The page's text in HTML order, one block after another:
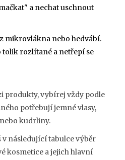
a nechat uschnout
mikrovlákna nebo hedvábí.
tolik rozlítané a netřepí se
produkty, vybírej vždy podle
potřebují jemné vlasy,
kudrliny.
v následující tabulce výběr
kosmetice a jejich hlavní